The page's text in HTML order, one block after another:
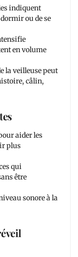
indiquent
ou de se
en volume
la veilleuse peut
câlin,
aider les
plus
qui
être
sonore à la